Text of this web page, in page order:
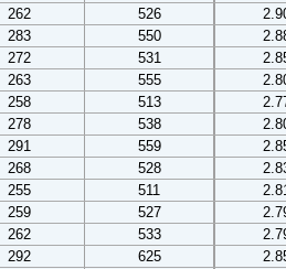
262 526
283 550
272 531
263 555
258 513
278 538
291 559
268 528
255 511
259 527
262 533
292 625